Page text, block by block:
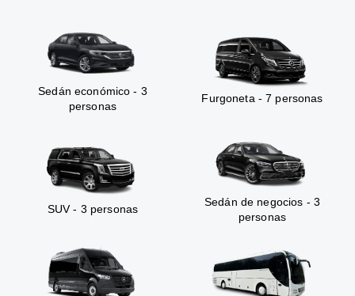
Sedán económico - 3
personas
Furgoneta - 7 personas
SUV - 3 personas
Sedán de negocios - 3
personas